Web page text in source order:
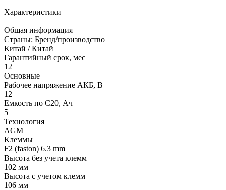
Характеристики
Общая информация
Страны: Бренд/производство
Китай / Китай
Гарантийный срок, мес
12
Основные
Рабочее напряжение АКБ, B
12
Емкость по С20, Ач
5
Технология
AGM
Клеммы
F2 (faston) 6.3 mm
Высота без учета клемм
102 мм
Высота с учетом клемм
106 мм